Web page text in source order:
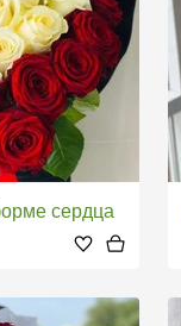
сердца